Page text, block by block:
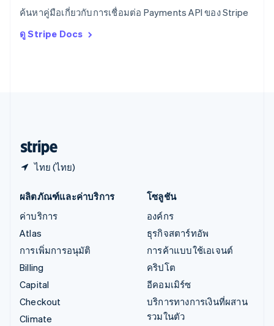
ค้นหาคู่มือเกี่ยวกับการเชื่อมต่อ Payments API ของ Stripe
ดู Stripe Docs
ไทย (ไทย)
DeutschEnglish
ItalianoEnglish
ผลิตภัณฑ์และค่าบริการ
ค่าบริการ
Atlas
การเพิ่มการอนุมัติ
Billing
Capital
Checkout
Climate
โซลูชัน
องค์กร
ธุรกิจสตาร์ทอัพ
การค้าแบบใช้เอเจนต์
คริปโต
อีคอมเมิร์ซ
บริการทางการเงินที่ผสาน
รวมในตัว